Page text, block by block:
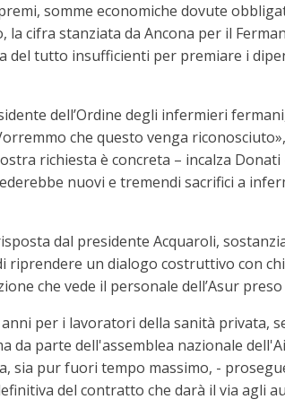
somme economiche dovute
cifra stanziata da Ancona per il
tutto insufficienti per premiare i
dell’Ordine degli infermieri
che questo venga
richiesta è concreta – incalza
nuovi e tremendi sacrifici a
dal presidente Acquaroli,
riprendere un dialogo costruttivo con
che vede il personale dell’Asur
per i lavoratori della sanità privata,
parte dell'assemblea nazionale
sia pur fuori tempo massimo, -
del contratto che darà il via agli